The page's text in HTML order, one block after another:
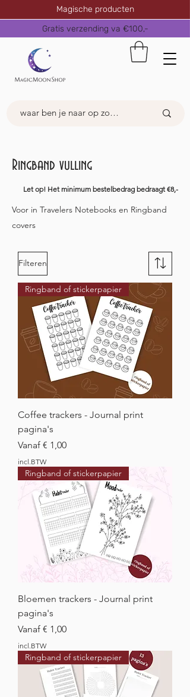
Magische producten
Gratis verzending va €100,-
Ringband vulling
Let op! Het minimum bestelbedrag bedraagt €8,-
Voor in Travelers Notebooks en Ringband
covers
Filteren
Ringband of stickerpapier
Coffee trackers - Journal print
pagina's
Vanaf € 1,00
Verkoopprijs
incl.BTW
Ringband of stickerpapier
Bloemen trackers - Journal print
pagina's
Vanaf € 1,00
Verkoopprijs
incl.BTW
Ringband of stickerpapier